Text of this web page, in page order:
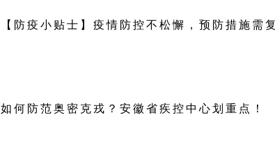
【防疫小贴士】疫情防控不松懈，预防措施需
如何防范奥密克戎？安徽省疾控中心划重点！